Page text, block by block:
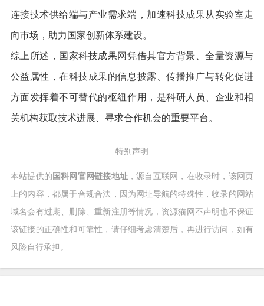
连接技术供给端与产业需求端，加速科技成果从实验室走
向市场，助力国家创新体系建设。
综上所述，国家科技成果网凭借其官方背景、全量资源与
公益属性，在科技成果的信息披露、传播推广与转化促进
方面发挥着不可替代的枢纽作用，是科研人员、企业和相
关机构获取技术进展、寻求合作机会的重要平台。
特别声明
本站提供的 国科网官网链接地址 ，源自互联网，在收录时，该网页
上的内容，都属于合规合法，因为网址导航的特殊性，收录的网站
域名会有过期、删除、重新注册等情况，资源猫网不声明也不保证
该链接的正确性和可靠性，请仔细考虑清楚后，再进行访问，如有
风险自行承担。